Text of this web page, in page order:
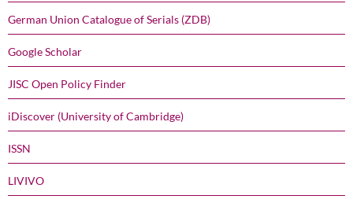
German Union Catalogue of Serials (ZDB)
Google Scholar
JISC Open Policy Finder
iDiscover (University of Cambridge)
ISSN
LIVIVO